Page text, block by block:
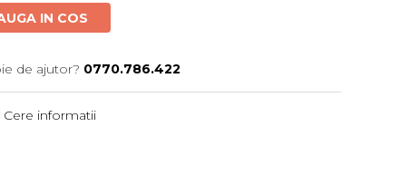
IN COS
de ajutor? 0770.786.422
Cere informatii